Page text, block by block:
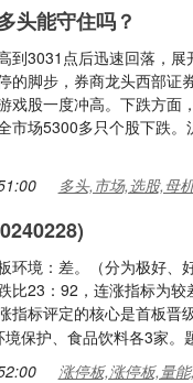
头能守住吗？
到3031点后迅速回落，
的脚步，券商龙头西部证
戏股一度冲高。下跌方面
市场5300多只个股下跌
多头,市场,选股,母
环境：差。（分为极好、
比23：92，连涨指标为较
指标评定的核心是首板晋
保护、食品饮料各3家。
涨停板,涨停板,量